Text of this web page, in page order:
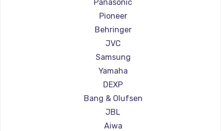
1200 руб.
Заказать
Замена системной платы
1500 руб.
Заказать
Замена температурного датчика
2500 руб.
Panasonic
Pioneer
Behringer
JVC
Samsung
Yamaha
DEXP
Bang & Olufsen
JBL
Aiwa